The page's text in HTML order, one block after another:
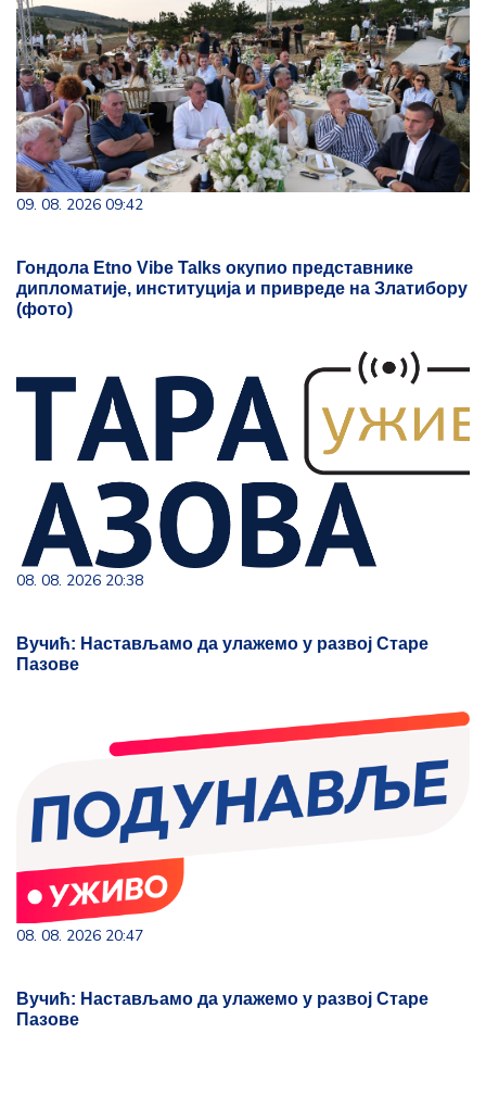
09. 08. 2026 09:42
Гондола Etno Vibe Talks окупио представнике
дипломатије, институција и привреде на Златибору
(фото)
08. 08. 2026 20:38
Вучић: Настављамо да улажемо у развој Старе
Пазове
08. 08. 2026 20:47
Вучић: Настављамо да улажемо у развој Старе
Пазове